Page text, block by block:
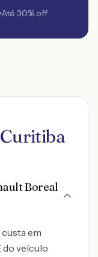
Até 30% off
Boreal
em
do veículo